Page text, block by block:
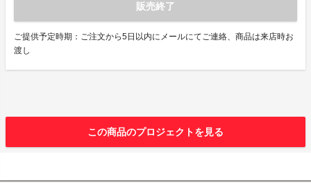
販売終了
ご提供予定時期：ご注文から5日以内にメールにてご連絡、商品は来店時お
渡し
この商品のプロジェクトを見る